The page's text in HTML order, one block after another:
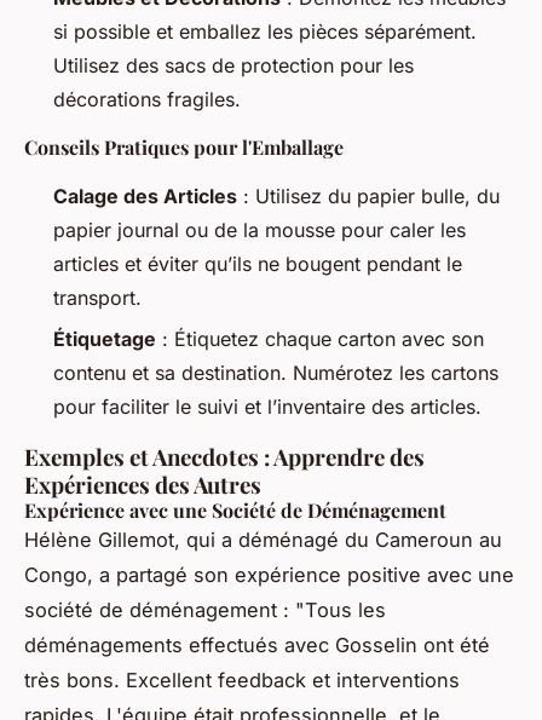
si possible et emballez les pièces séparément.
Utilisez des sacs de protection pour les
décorations fragiles.
Conseils Pratiques pour l'Emballage
Calage des Articles : Utilisez du papier bulle, du
papier journal ou de la mousse pour caler les
articles et éviter qu’ils ne bougent pendant le
transport.
Étiquetage : Étiquetez chaque carton avec son
contenu et sa destination. Numérotez les cartons
pour faciliter le suivi et l’inventaire des articles.
Exemples et Anecdotes : Apprendre des
Expériences des Autres
Expérience avec une Société de Déménagement
Hélène Gillemot, qui a déménagé du Cameroun au
Congo, a partagé son expérience positive avec une
société de déménagement : "Tous les
déménagements effectués avec Gosselin ont été
très bons. Excellent feedback et interventions